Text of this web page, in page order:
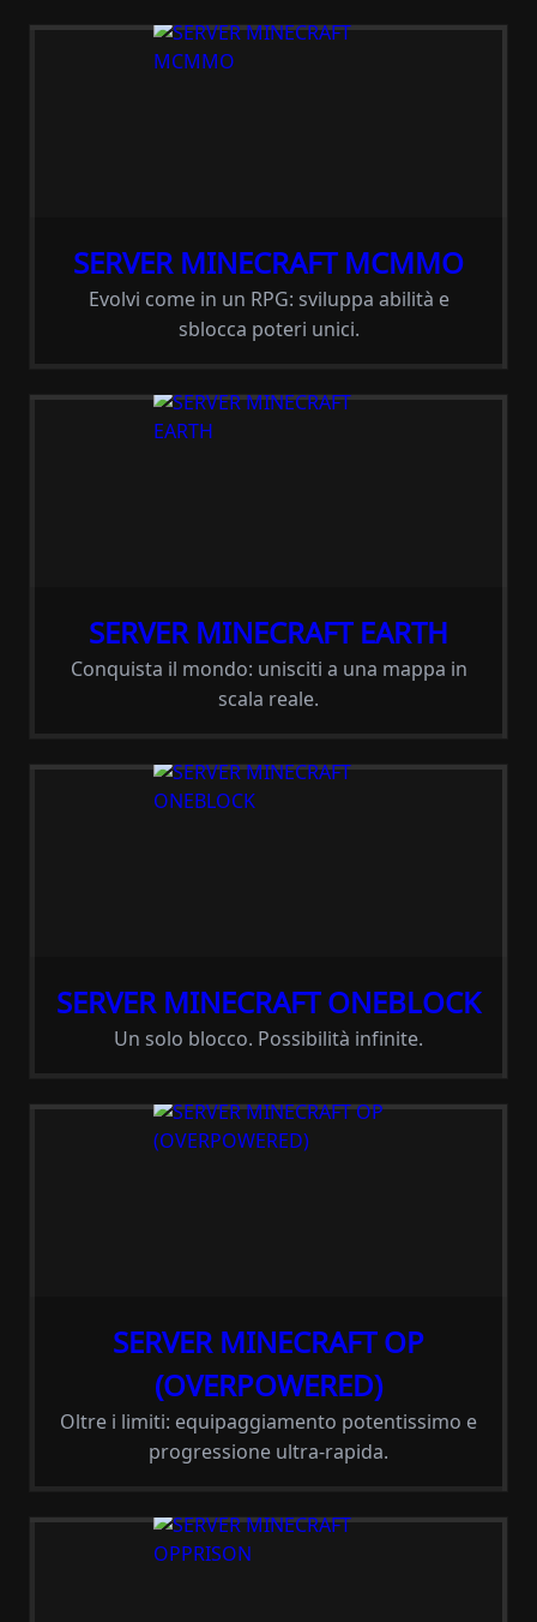
SERVER MINECRAFT MCMMO
Evolvi come in un RPG: sviluppa abilità e
sblocca poteri unici.
SERVER MINECRAFT EARTH
Conquista il mondo: unisciti a una mappa in
scala reale.
SERVER MINECRAFT ONEBLOCK
Un solo blocco. Possibilità infinite.
SERVER MINECRAFT OP
(OVERPOWERED)
Oltre i limiti: equipaggiamento potentissimo e
progressione ultra-rapida.